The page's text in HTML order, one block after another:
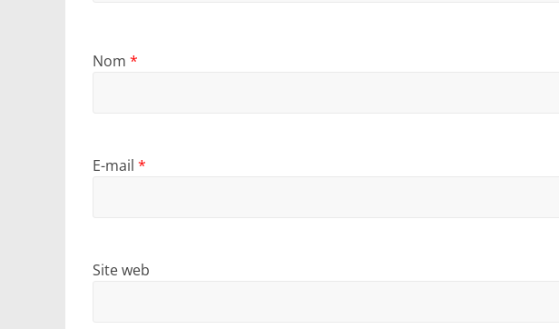
Nom *
E-mail *
Site web